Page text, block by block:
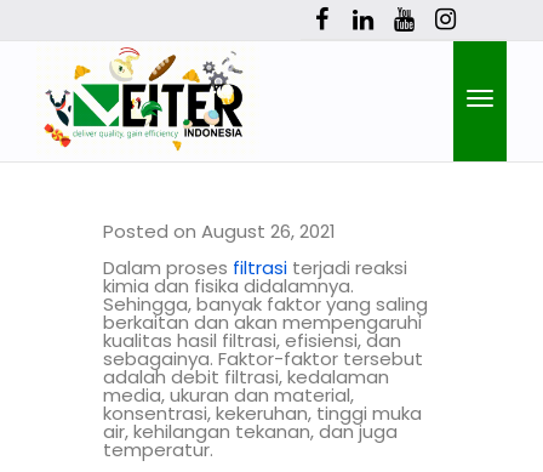
Posted on August 26, 2021
Dalam proses filtrasi terjadi reaksi
kimia dan fisika didalamnya.
Sehingga, banyak faktor yang saling
berkaitan dan akan mempengaruhi
kualitas hasil filtrasi, efisiensi, dan
sebagainya. Faktor-faktor tersebut
adalah debit filtrasi, kedalaman
media, ukuran dan material,
konsentrasi, kekeruhan, tinggi muka
air, kehilangan tekanan, dan juga
temperatur.